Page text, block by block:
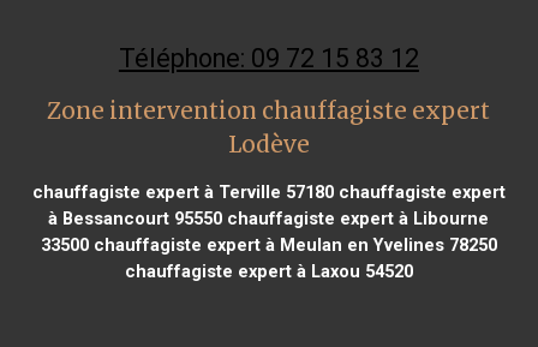
Téléphone: 09 72 15 83 12
Zone intervention chauffagiste expert
Lodève
chauffagiste expert à Terville 57180chauffagiste expert
à Bessancourt 95550 chauffagiste expert à Libourne
33500chauffagiste expert à Meulan en Yvelines 78250
chauffagiste expert à Laxou 54520